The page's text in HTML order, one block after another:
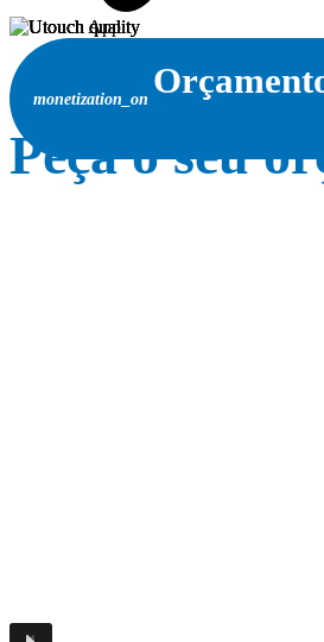
monetization_on
Peça o seu